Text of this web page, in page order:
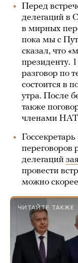
Перед
делегаций в
в мирных
пока мы с
сказал, что
президенту.
разговор по
состоится в
утра. После
также
членами
переговоров
делегаций
провести
можно
ЧИТАЙТЕ ТАКЖЕ